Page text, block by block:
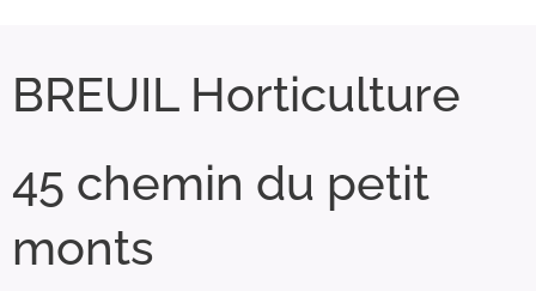
BREUIL Horticulture
45 chemin du petit
monts